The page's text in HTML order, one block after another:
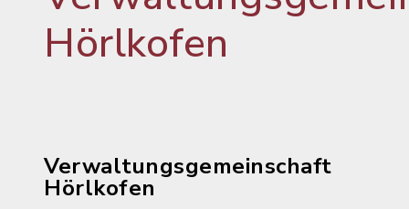
Hörlkofen
Verwaltungsgemeinschaft
Hörlkofen